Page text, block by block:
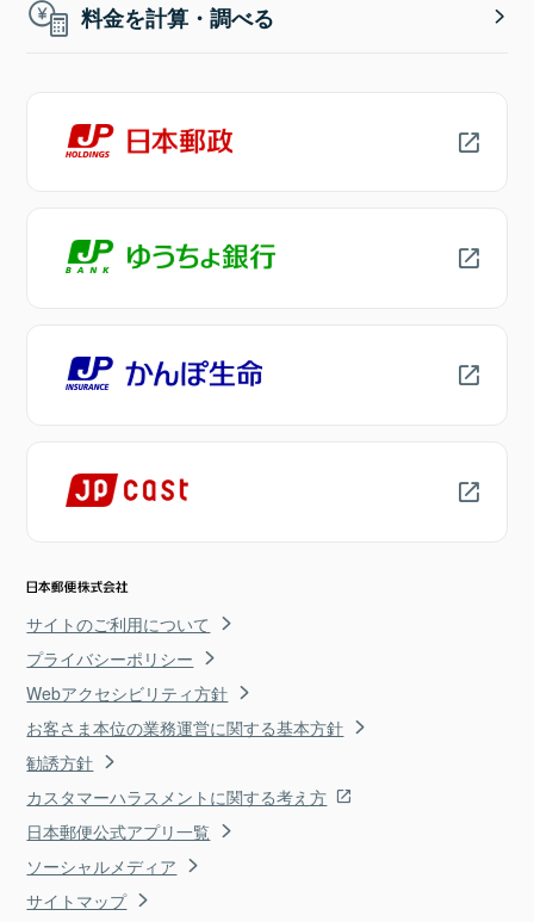
料金を計算・調べる
サイトのご利用について
プライバシーポリシー
Webアクセシビリティ方針
お客さま本位の業務運営に関する基本方針
勧誘方針
カスタマーハラスメントに関する考え方
日本郵便公式アプリ一覧
ソーシャルメディア
サイトマップ